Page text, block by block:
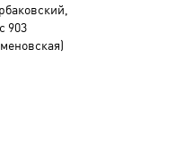
903